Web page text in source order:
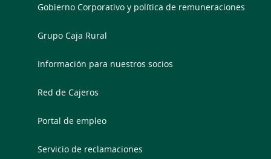
Gobierno Corporativo y política de remuneraciones
Grupo Caja Rural
Información para nuestros socios
Red de Cajeros
Portal de empleo
Servicio de reclamaciones